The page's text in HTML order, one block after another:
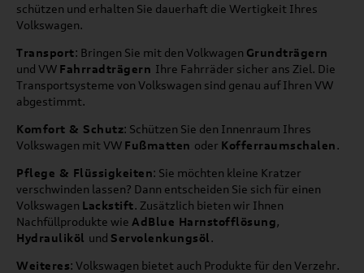
schützen und erhalten Sie dauerhaft die Wertigkeit Ihres
Volkswagen.
Transport: Bringen Sie mit den Volkwagen Grundträgern
und VW Fahrradträgern Ihre Fahrräder sicher ans Ziel. Die
Transportsysteme von Volkswagen sind genau auf Ihren VW
abgestimmt.
Komfort & Schutz: Schützen Sie den Innenraum Ihres
Volkswagen mit VW Fußmatten oder Kofferraumschalen.
Pflege & Flüssigkeiten: Sie möchten kleine Kratzer
verschwinden lassen? Dann entscheiden Sie sich für einen
Volkswagen Lackstift. Zusätzlich bieten wir Ihnen
Nachfüllprodukte wie AdBlue Harnstofflösung,
Hydrauliköl und Servolenkungsöl.
Weiteres: Volkswagen bietet auch Produkte für den Verzehr.